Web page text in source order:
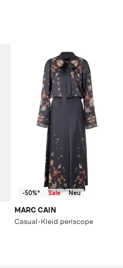
-50%* Sale Neu
MARC CAIN
Casual-Kleid periscope